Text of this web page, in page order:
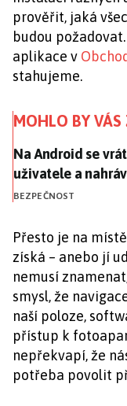
prověřit, jaká
budou
aplikace v
stahujeme.
MOHLO BY
Na Android se
Na Android se
uživatele a
BEZPEČNOST
Přesto je na
získá – anebo jí
nemusí
smysl, že
naší poloze,
přístup k
nepřekvapí, že
potřeba povolit